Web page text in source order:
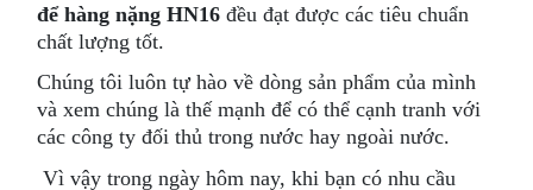
để hàng nặng HN16 đều đạt được các tiêu chuẩn
chất lượng tốt.
Chúng tôi luôn tự hào về dòng sản phẩm của mình
và xem chúng là thế mạnh để có thể cạnh tranh với
các công ty đối thủ trong nước hay ngoài nước.
Vì vậy trong ngày hôm nay, khi bạn có nhu cầu